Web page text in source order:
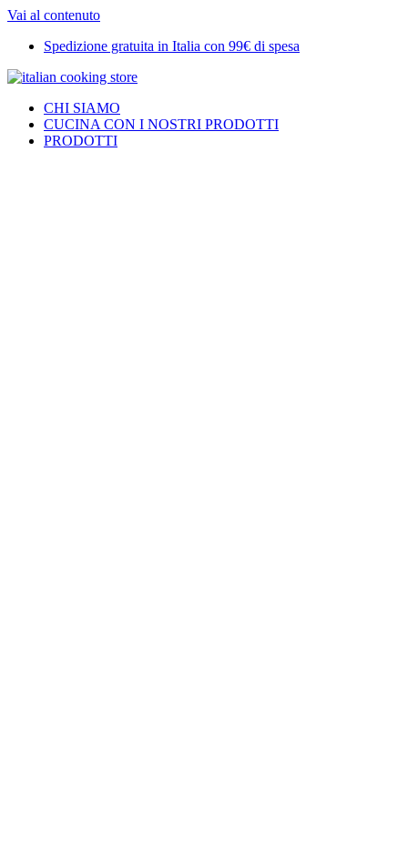
Vai al contenuto
Spedizione gratuita in Italia con 99€ di spesa
CHI SIAMO
CUCINA CON I NOSTRI PRODOTTI
PRODOTTI